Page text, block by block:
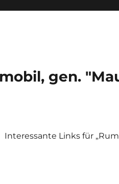
gen.
Interessante Links für